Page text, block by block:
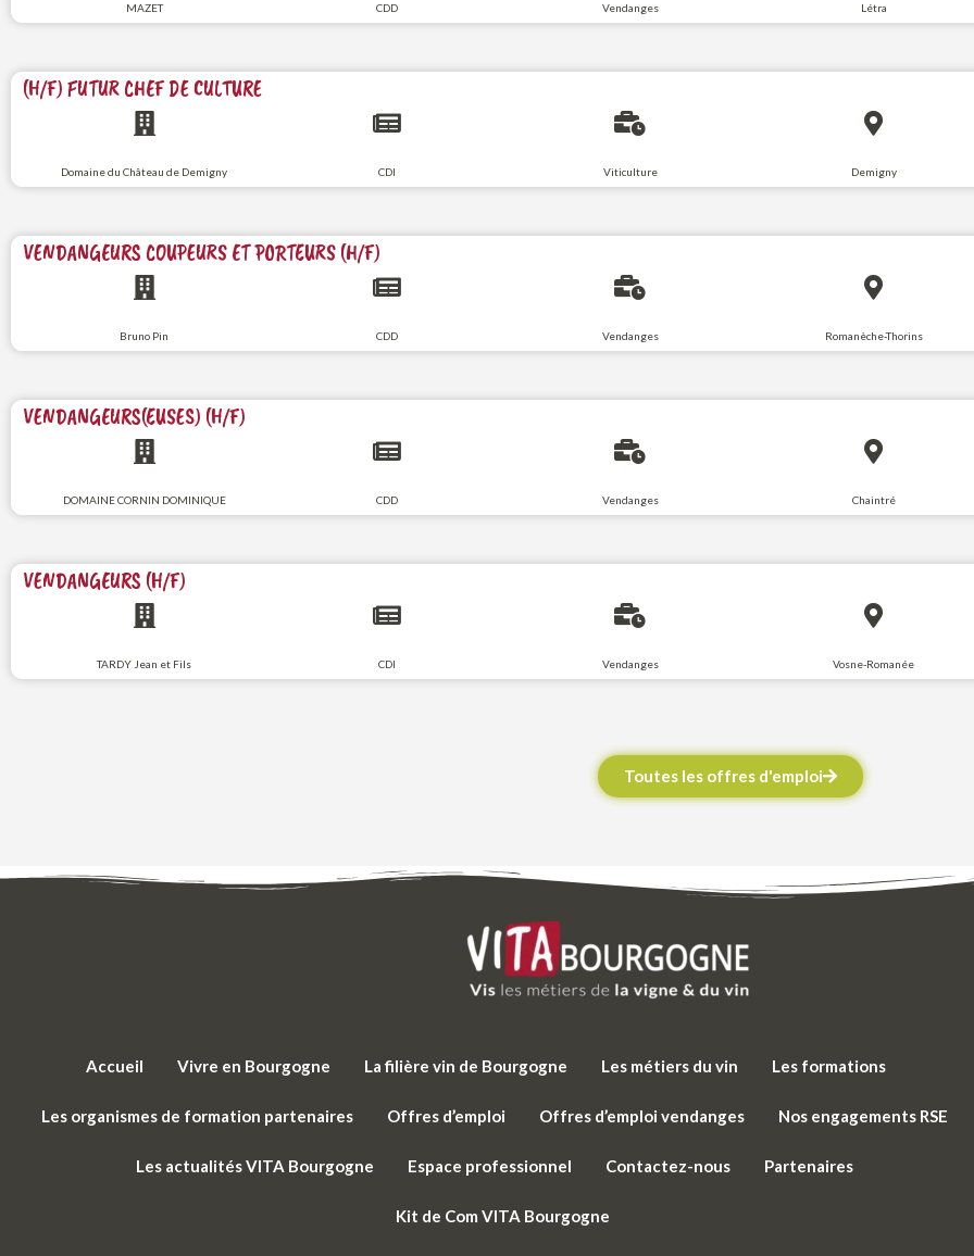
MAZET CDD Vendanges Létra
(H/F) FUTUR CHEF DE CULTURE
Domaine du Château de Demigny CDI Viticulture Demigny
VENDANGEURS COUPEURS ET PORTEURS (H/F)
Bruno Pin CDD Vendanges Romanèche-Thorins
VENDANGEURS(EUSES) (H/F)
DOMAINE CORNIN DOMINIQUE CDD Vendanges Chaintré
VENDANGEURS (H/F)
TARDY Jean et Fils CDI Vendanges Vosne-Romanée
Toutes les offres d'emploi
Accueil Vivre en Bourgogne La filière vin de Bourgogne Les métiers du vin Les formations
Les organismes de formation partenaires Offres d’emploi Offres d’emploi vendanges Nos engagements RSE
Les actualités VITA Bourgogne Espace professionnel Contactez-nous Partenaires
Kit de Com VITA Bourgogne